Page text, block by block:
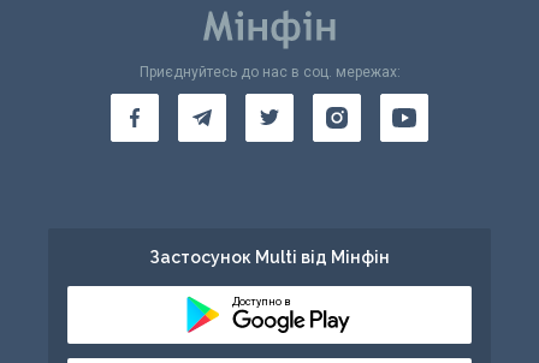
Приєднуйтесь до нас в соц. мережах:
Застосунок Multi від Мінфін
Доступно в